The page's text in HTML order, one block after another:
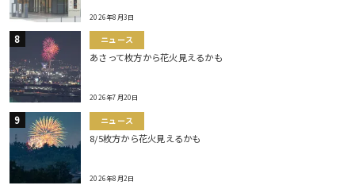
2026年8月3日
ニュース
あさって枚方から花火見えるかも
2026年7月20日
ニュース
8/5枚方から花火見えるかも
2026年8月2日